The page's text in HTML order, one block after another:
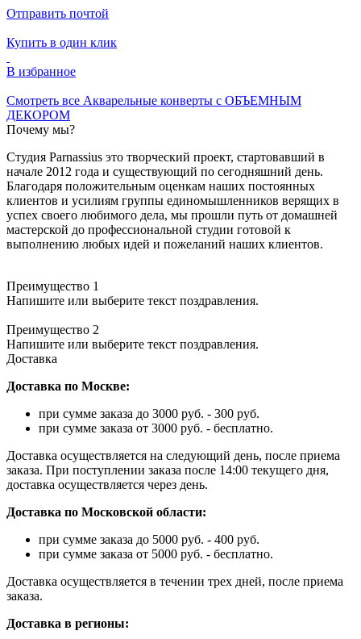
Отправить почтой
Купить в один клик
В избранное
Смотреть все Акварельные конверты с ОБЪЕМНЫМ
ДЕКОРОМ
Почему мы?
Студия Parnassius это творческий проект, стартовавший в
начале 2012 года и существующий по сегодняшний день.
Благодаря положительным оценкам наших постоянных
клиентов и усилиям группы единомышленников верящих в
успех своего любимого дела, мы прошли путь от домашней
мастерской до профессиональной студии готовой к
выполнению любых идей и пожеланий наших клиентов.
Преимущество 1
Напишите или выберите текст поздравления.
Преимущество 2
Напишите или выберите текст поздравления.
Доставка
Доставка по Москве:
при сумме заказа до 3000 руб. - 300 руб.
при сумме заказа от 3000 руб. - бесплатно.
Доставка осуществляется на следующий день, после приема
заказа. При поступлении заказа после 14:00 текущего дня,
доставка осуществляется через день.
Доставка по Московской области:
при сумме заказа до 5000 руб. - 400 руб.
при сумме заказа от 5000 руб. - бесплатно.
Доставка осуществляется в течении трех дней, после приема
заказа.
Доставка в регионы: